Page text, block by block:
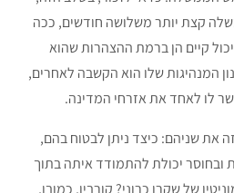
קצת יותר משלושה חודשים, ככה
קיים הן ברמת ההצהרות שהוא
המנהיגות שלו הוא הקשבה לאחרים,
לו לאחד את אזרחי המדינה.
את שניהם: כיצד ניתן לבטוח בהם,
ובחוסר יכולת להתמודד איתה בתוך
של שקרן כרוני? קורבין, כמובן,